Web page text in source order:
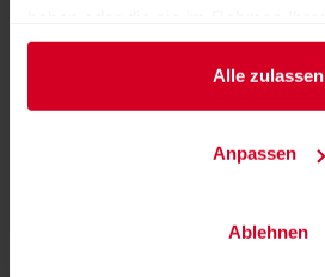
gesammelt haben.
Alle zulassen
Anpassen
Ablehnen
Josef-Brandstätter-Straße 2b